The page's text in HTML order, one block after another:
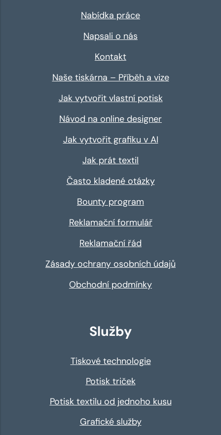
Nabídka práce
Napsali o nás
Kontakt
Naše tiskárna – Příběh a vize
Jak vytvořit vlastní potisk
Návod na online designer
Jak vytvořit grafiku v AI
Jak prát textil
Často kladené otázky
Bounty program
Reklamační formulář
Reklamační řád
Zásady ochrany osobních údajů
Obchodní podmínky
Služby
Tiskové technologie
Potisk triček
Potisk textilu od jednoho kusu
Grafické služby